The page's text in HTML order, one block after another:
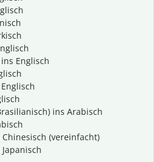
Englisch
ins Arabisch
(vereinfacht)